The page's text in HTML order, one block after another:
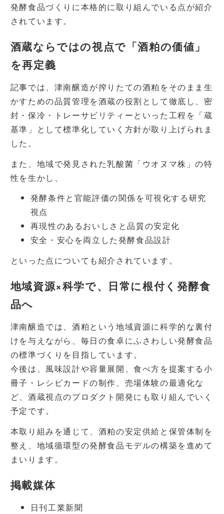
発酵食品づくりに本格的に取り組んでいる点が紹介
されています。
酒蔵ならではの視点で「酒粕の価値」
を再定義
記事では、津南醸造が搾りたての酒粕をそのまま生
かすための品質管理を酒蔵の役割として徹底し、密
封・保冷・トレーサビリティーといった工程を「蔵
基準」として標準化していく方針が取り上げられま
した。
また、地域で発見された乳酸菌「ウオヌマ株」の特
性を生かし、
発酵条件と官能評価の関係を可視化する研究
視点
再現性のあるおいしさと品質の安定化
安全・安心を両立した発酵食品設計
といった点についても紹介されています。
地域資源×科学で、日常に根付く発酵食
品へ
津南醸造では、酒粕という地域資源に科学的な裏付
けを与えながら、毎日の食卓にふさわしい発酵食品
の標準づくりを目指しています。
今後は、風味設計や容量展開、食べ方を提案する小
冊子・レシピカードの制作、売場体験の最適化な
ど、酒蔵視点のプロダクト開発にも取り組んでいく
予定です。
本取り組みを通じて、酒粕の安定供給と保管体制を
整え、地域循環型の発酵食品モデルの構築を進めて
まいります。
掲載媒体
日刊工業新聞